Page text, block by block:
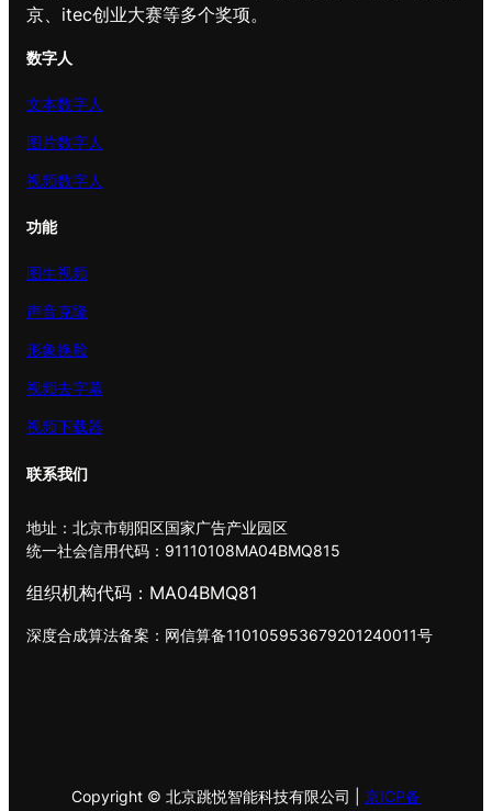
京、itec创业大赛等多个奖项。
数字人
文本数字人
图片数字人
视频数字人
功能
图生视频
声音克隆
形象换脸
视频去字幕
视频下载器
联系我们
地址：北京市朝阳区国家广告产业园区
统一社会信用代码：91110108MA04BMQ815
组织机构代码：MA04BMQ81
深度合成算法备案：网信算备110105953679201240011号
Copyright © 北京跳悦智能科技有限公司 | 京ICP备